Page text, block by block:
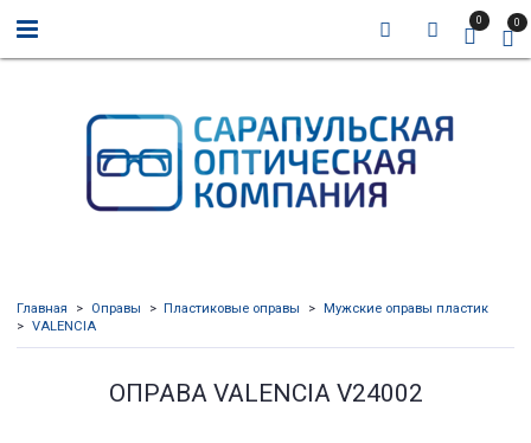
0 0
Главная Оправы Пластиковые оправы
Мужские оправы пластик
VALENCIA
ОПРАВА VALENCIA V24002